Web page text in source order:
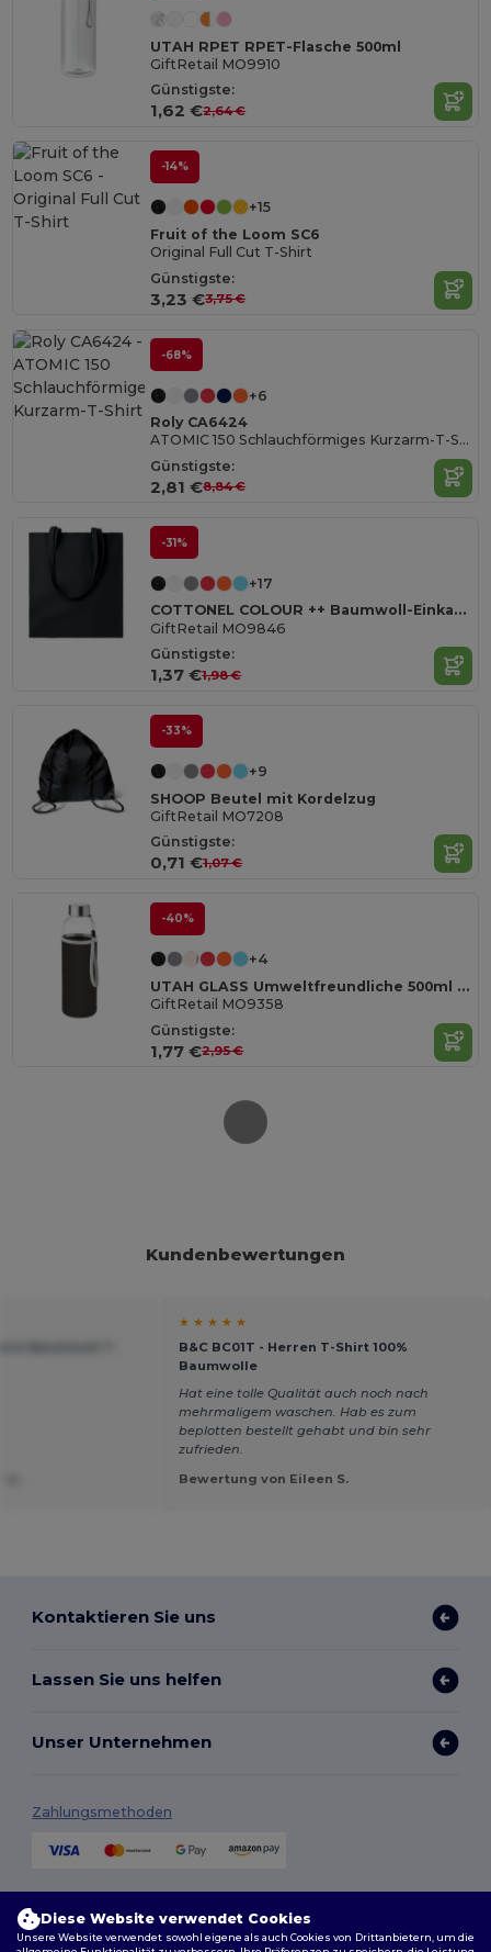
UTAH RPET RPET-Flasche 500ml
GiftRetail MO9910
Günstigste:
1,62 €2,64 €
-14%
+15
Fruit of the Loom SC6
Original Full Cut T-Shirt
Günstigste:
3,23 €3,75 €
-68%
+6
Roly CA6424
ATOMIC 150 Schlauchförmiges Kurzarm-T-Shirt
Günstigste:
2,81 €8,84 €
-31%
+17
COTTONEL COLOUR ++ Baumwoll-Einkaufstasche 180gr MO9846-
GiftRetail MO9846
Günstigste:
1,37 €1,98 €
-33%
+9
SHOOP Beutel mit Kordelzug
GiftRetail MO7208
Günstigste:
0,71 €1,07 €
-40%
+4
UTAH GLASS Umweltfreundliche 500ml Glasflasche mit Neoprenhülle
GiftRetail MO9358
Günstigste:
1,77 €2,95 €
Kundenbewertungen
★ ★ ★ ★ ★
B&C BC01T - Herren T-Shirt 100%
Baumwolle
Hat eine tolle Qualität auch noch nach
mehrmaligem waschen. Hab es zum
beplotten bestellt gehabt und bin sehr
zufrieden.
Bewertung von Eileen S.
Kontaktieren Sie uns
Lassen Sie uns helfen
Unser Unternehmen
Zahlungsmethoden
Diese Website verwendet Cookies
Unsere Website verwendet sowohl eigene als auch Cookies von Drittanbietern, um die